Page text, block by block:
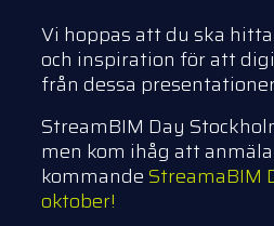
Vi hoppas att du ska
och inspiration för att
från dessa
StreamBIM Day
men kom ihåg att
kommande StreamaBIM
oktober!